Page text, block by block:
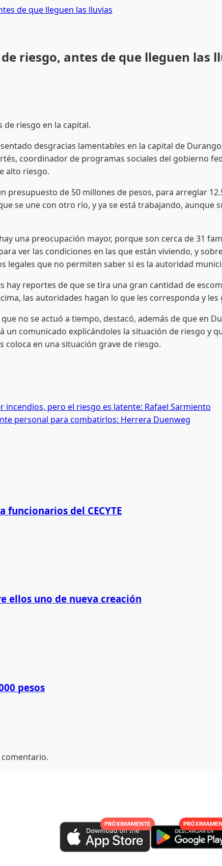
de que lleguen las lluvias
riesgo, antes de que lleguen las
de riesgo en la capital.
desgracias lamentables en la capital de
coordinador de programas sociales del gobierno
alto riesgo.
de 50 millones de pesos, para arreglar
se une con otro río, y ya se está trabajando,
preocupación mayor, porque son cerca de 31
ver las condiciones en las que están viviendo, y
legales que no permiten saber si es la autoridad
de que se tira una gran cantidad de
las autoridades hagan lo que les corresponda y
se actuó a tiempo, destacó, además de que en
comunicado explicándoles la situación de riesgo y
coloca en una situación grave de riesgo.
pero el riesgo es latente: Rafael Sarmiento
personal para combatirlos: Herrera Duenweg
funcionarios del CECYTE
ellos uno de nueva creación
pesos
PRÓXIMAMENTE